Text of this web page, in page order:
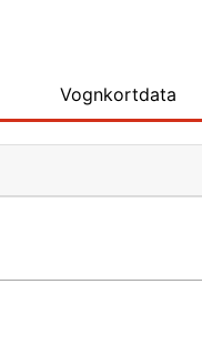
Vognkortdata